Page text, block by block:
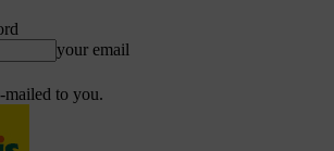
your email
to you.